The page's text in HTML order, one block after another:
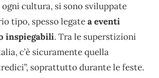
ogni cultura, si sono sviluppate
tipo, spesso legatea eventi
inspiegabili. Tra le superstizioni
c’è sicuramente quella
soprattutto durante le feste.